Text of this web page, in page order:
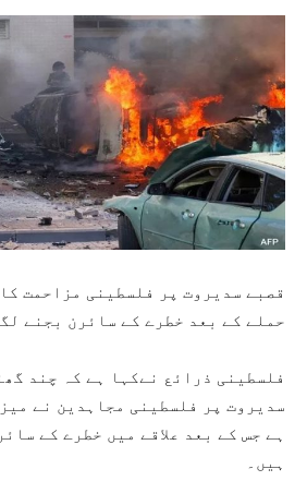
قصبے سدیروت پر فلسطینی مزاحمت
حملے کے بعد خطرے کے سائرن بجنے
فلسطینی ذرائع نےکہا ہے کہ چند
سدیروت پر فلسطینی مجاہدین نے
ہے جس کے بعد علاقے میں خطرے کے
ہیں۔